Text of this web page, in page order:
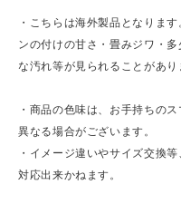
・こちらは海外製品となりま
ンの付けの甘さ・畳みジワ・
な汚れ等が見られることがあり
・商品の色味は、お手持ちの
異なる場合がございます。
・イメージ違いやサイズ交換
対応出来かねます。